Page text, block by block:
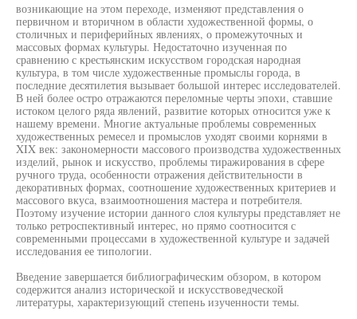
возникающие на этом переходе, изменяют представления о
первичном и вторичном в области художественной формы, о
столичных и периферийных явлениях, о промежуточных и
массовых формах культуры. Недостаточно изученная по
сравнению с крестьянским искусством городская народная
культура, в том числе художественные промыслы города, в
последние десятилетия вызывает большой интерес исследователей.
В ней более остро отражаются переломные черты эпохи, ставшие
истоком целого ряда явлений, развитие которых относится уже к
нашему времени. Многие актуальные проблемы современных
художественных ремесел и промыслов уходят своими корнями в
XIX век: закономерности массового производства художественных
изделий, рынок и искусство, проблемы тиражирования в сфере
ручного труда, особенности отражения действительности в
декоративных формах, соотношение художественных критериев и
массового вкуса, взаимоотношения мастера и потребителя.
Поэтому изучение истории данного слоя культуры представляет не
только ретроспективный интерес, но прямо соотносится с
современными процессами в художественной культуре и задачей
исследования ее типологии.
Введение завершается библиографическим обзором, в котором
содержится анализ исторической и искусствоведческой
литературы, характеризующий степень изученности темы.